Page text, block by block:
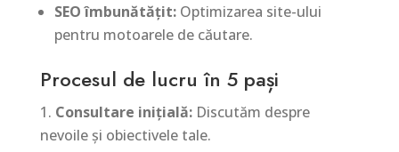
SEO îmbunătățit:Optimizarea site-ului
pentru motoarele de căutare.
Procesul de lucru în 5 pași
Consultare inițială:Discutăm despre
nevoile și obiectivele tale.